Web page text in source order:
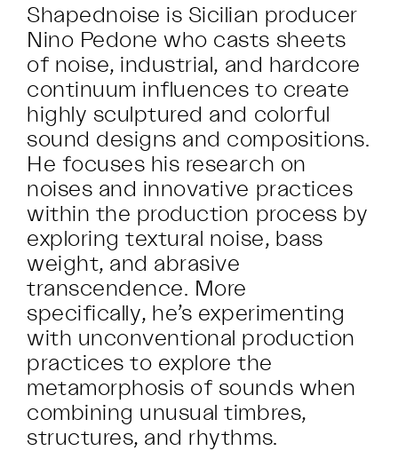
Shapednoise is Sicilian producer
Nino Pedone who casts sheets
of noise, industrial, and hardcore
continuum influences to create
highly sculptured and colorful
sound designs and compositions.
He focuses his research on
noises and innovative practices
within the production process by
exploring textural noise, bass
weight, and abrasive
transcendence. More
specifically, he’s experimenting
with unconventional production
practices to explore the
metamorphosis of sounds when
combining unusual timbres,
structures, and rhythms.